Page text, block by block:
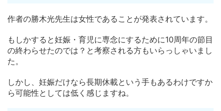
作者の勝木光先生は女性であることが発表されています。
もしかすると妊娠・育児に専念にするために10周年の節目
の終わらせたのでは？と考察される方もいらっしゃいまし
た。
しかし、妊娠だけなら長期休載という手もあるわけですか
ら可能性としては低く感じますね。